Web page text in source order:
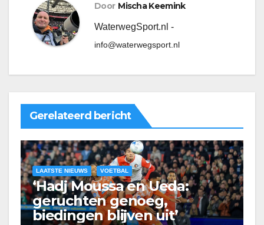
Door Mischa Keemink
WaterwegSport.nl -
info@waterwegsport.nl
Gerelateerd bericht
LAATSTE NIEUWS VOETBAL
‘Hadj Moussa en Ueda:
geruchten genoeg,
biedingen blijven uit’